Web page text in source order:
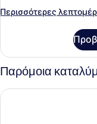
(Paradox
Περισσότερες
Περισσότερες
1
Υπνοδωμάτιο
(Paradox
Παρόμοια
The Fullerton Hotel